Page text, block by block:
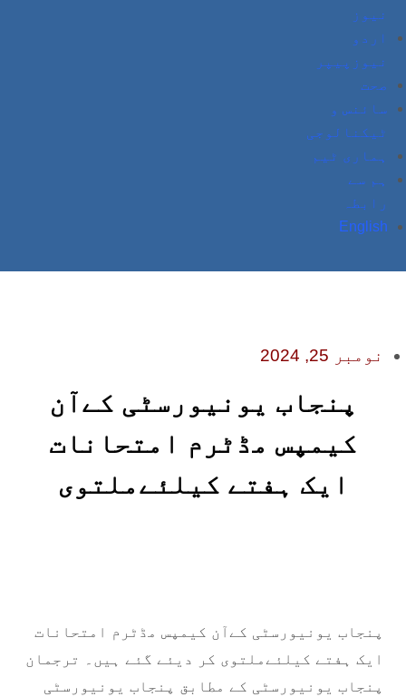
نیوز
اردو
نیوزپیپر
صحت
سائنس و
ٹیکنالوجی
ہماری ٹیم
ہم سے
رابطہ
English
نومبر 25, 2024
پنجاب یونیورسٹی کےآن
کیمپس مڈٹرم امتحانات
ایک ہفتے کیلئےملتوی
پنجاب یونیورسٹی کےآن کیمپس مڈٹرم امتحانات
ایک ہفتے کیلئےملتوی کر دیئے گئے ہیں۔ ترجمان
پنجاب یونیورسٹی کے مطابق پنجاب یونیورسٹی